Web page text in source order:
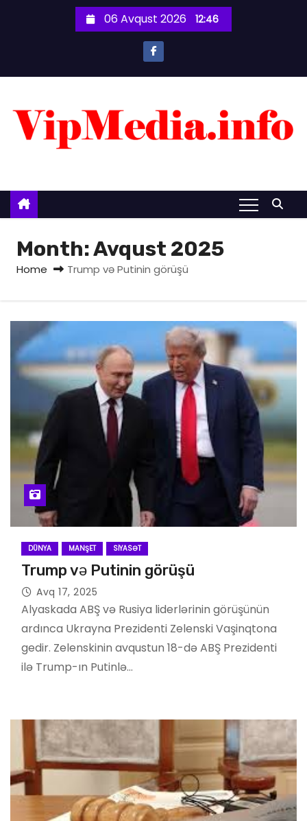
n
06 Avqust 2026 12:46
Month:Avqust 2025
Home Trump və Putinin görüşü
DÜNYA MANŞET SIYASƏT
Trump və Putinin görüşü
Avq 17, 2025
Alyaskada ABŞ və Rusiya liderlərinin görüşünün
ardınca Ukrayna Prezidenti Zelenski Vaşinqtona
gedir. Zelenskinin avqustun 18-də ABŞ Prezidenti
ilə Trump-ın Putinlə…